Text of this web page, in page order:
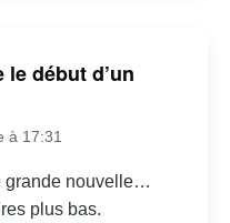
début d’un
à 17:31
grande nouvelle…
plus bas.